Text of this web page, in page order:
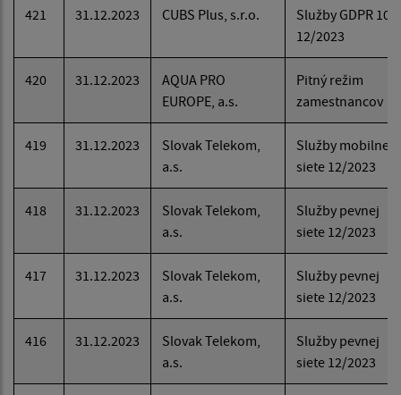
421 31.12.2023 CUBS Plus, s.r.o.
Služby GDPR 10-
12/2023
420 31.12.2023
AQUA PRO
EUROPE, a.s.
Pitný režim
zamestnancov
419 31.12.2023
Slovak Telekom,
a.s.
Služby mobilnej
siete 12/2023
418 31.12.2023
Slovak Telekom,
a.s.
Služby pevnej
siete 12/2023
417 31.12.2023
Slovak Telekom,
a.s.
Služby pevnej
siete 12/2023
416 31.12.2023
Slovak Telekom,
a.s.
Služby pevnej
siete 12/2023